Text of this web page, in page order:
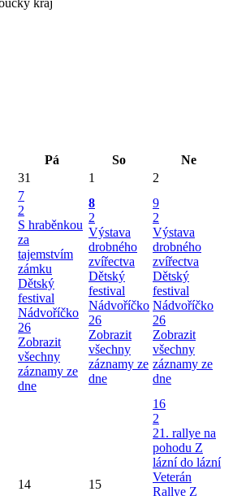
Pá So
Ne
31 1 2
7
2
S hraběnkou
za
tajemstvím
zámku
Dětský
festival
Nádvoříčko
26
Zobrazit
všechny
záznamy ze
dne
8
2
Výstava
drobného
zvířectva
Dětský
festival
Nádvoříčko
26
Zobrazit
všechny
záznamy ze
dne
9
2
Výstava
drobného
zvířectva
Dětský
festival
Nádvoříčko
26
Zobrazit
všechny
záznamy ze
dne
14 15
16
2
21. rallye na
pohodu Z
lázní do lázní
Veterán
Rallye Z